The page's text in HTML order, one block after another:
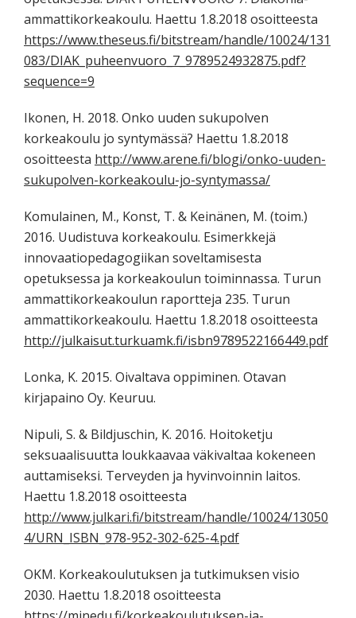
ammattikorkeakoulu. Haettu 1.8.2018 osoitteesta
https://www.theseus.fi/bitstream/handle/10024/131
083/DIAK_puheenvuoro_7_9789524932875.pdf?
sequence=9
Ikonen, H. 2018. Onko uuden sukupolven
korkeakoulu jo syntymässä? Haettu 1.8.2018
osoitteesta http://www.arene.fi/blogi/onko-uuden-
sukupolven-korkeakoulu-jo-syntymassa/
Komulainen, M., Konst, T. & Keinänen, M. (toim.)
2016. Uudistuva korkeakoulu. Esimerkkejä
innovaatiopedagogiikan soveltamisesta
opetuksessa ja korkeakoulun toiminnassa. Turun
ammattikorkeakoulun raportteja 235. Turun
ammattikorkeakoulu. Haettu 1.8.2018 osoitteesta
http://julkaisut.turkuamk.fi/isbn9789522166449.pdf
Lonka, K. 2015. Oivaltava oppiminen. Otavan
kirjapaino Oy. Keuruu.
Nipuli, S. & Bildjuschin, K. 2016. Hoitoketju
seksuaalisuutta loukkaavaa väkivaltaa kokeneen
auttamiseksi. Terveyden ja hyvinvoinnin laitos.
Haettu 1.8.2018 osoitteesta
http://www.julkari.fi/bitstream/handle/10024/13050
4/URN_ISBN_978-952-302-625-4.pdf
OKM. Korkeakoulutuksen ja tutkimuksen visio
2030. Haettu 1.8.2018 osoitteesta